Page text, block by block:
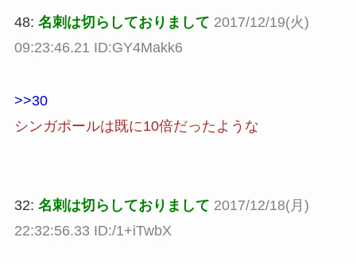
48: 名刺は切らしておりまして 2017/12/19(火)
09:23:46.21 ID:GY4Makk6
>>30
シンガポールは既に10倍だったような
32: 名刺は切らしておりまして 2017/12/18(月)
22:32:56.33 ID:/1+iTwbX